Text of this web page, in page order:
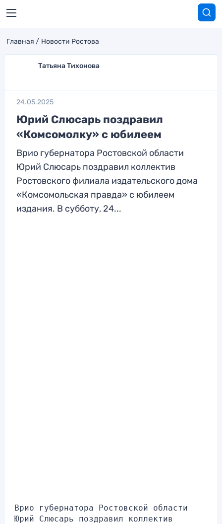
Главная Новости Ростова
Татьяна Тихонова
24.05.2025
Юрий Слюсарь поздравил
«Комсомолку» с юбилеем
Врио губернатора Ростовской области
Юрий Слюсарь поздравил коллектив
Ростовского филиала издательского дома
«Комсомольская правда» с юбилеем
издания. В субботу, 24...
Врио губернатора Ростовской области
Юрий Слюсарь поздравил коллектив